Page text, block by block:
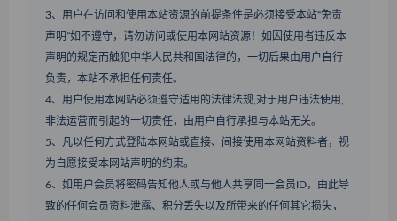
3、用户在访问和使用本站资源的前提条件是必须接受本站“免责
声明”如不遵守，请勿访问或使用本网站资源！如因使用者违反本
声明的规定而触犯中华人民共和国法律的，一切后果由用户自行
负责，本站不承担任何责任。
4、用户使用本网站必须遵守适用的法律法规,对于用户违法使用,
非法运营而引起的一切责任，由用户自行承担与本站无关。
5、凡以任何方式登陆本网站或直接、间接使用本网站资料者，视
为自愿接受本网站声明的约束。
6、如用户会员将密码告知他人或与他人共享同一会员ID，由此导
致的任何会员资料泄露、积分丢失以及所带来的任何其它损失，